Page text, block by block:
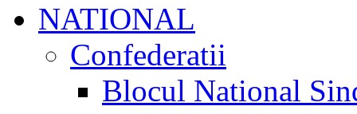
NATIONAL
Confederatii
Blocul National